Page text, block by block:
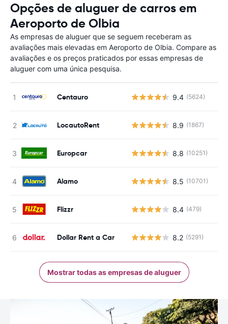
Opções de aluguer de carros em
Aeroporto de Olbia
As empresas de aluguer que se seguem receberam as
avaliações mais elevadas em Aeroporto de Olbia. Compare as
avaliações e os preços praticados por essas empresas de
aluguer com uma única pesquisa.
Centauro 9.4 (5624)
LocautoRent 8.9 (1867)
Europcar 8.8 (10251)
Alamo 8.5 (10701)
Flizzr 8.4 (479)
Dollar Rent a Car 8.2 (5291)
Mostrar todas as empresas de aluguer